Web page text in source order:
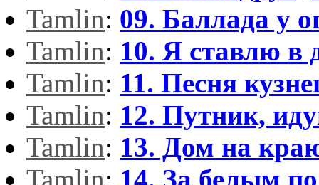
Tamlin: 09. Баллада у
Tamlin: 10. Я ставлю в
Tamlin: 11. Песня
Tamlin: 12. Путник,
Tamlin: 13. Дом на